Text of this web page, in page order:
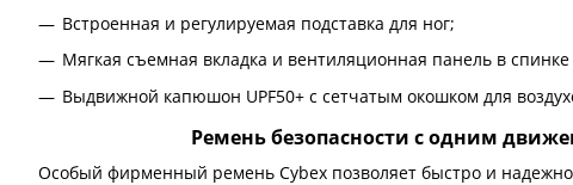
Встроенная и регулируемая подставка для ног;
Мягкая съемная вкладка и вентиляционная панель в спинке
Выдвижной капюшон UPF50+ с сетчатым окошком для
Ремень безопасности с одним
Особый фирменный ремень Cybex позволяет быстро и